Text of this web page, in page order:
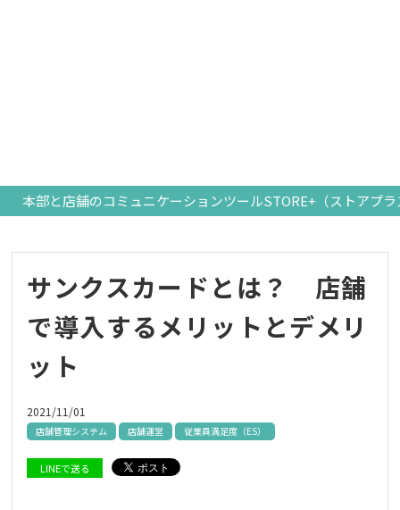
本部と店舗のコミュニケーションツールSTORE+（ストアプラ
サンクスカードとは？ 店舗
で導入するメリットとデメリ
ット
2021/11/01
店舗管理システム 店舗運営 従業員満足度（ES）
LINEで送る